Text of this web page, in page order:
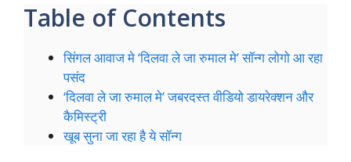
Table of Contents
सिंगल आवाज मे ‘दिलवा ले जा रुमाल मे’ सॉन्ग लोगो आ रहा
पसंद
‘दिलवा ले जा रुमाल मे’ जबरदस्त वीडियो डायरेक्शन और
कैमिस्ट्री
खूब सुना जा रहा है ये सॉन्ग